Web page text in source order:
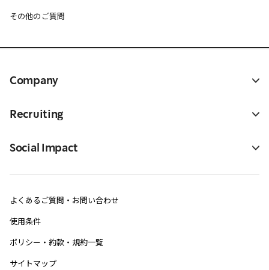
その他のご質問
Company
Recruiting
Social Impact
よくあるご質問・お問い合わせ
使用条件
ポリシー・約款・規約一覧
サイトマップ